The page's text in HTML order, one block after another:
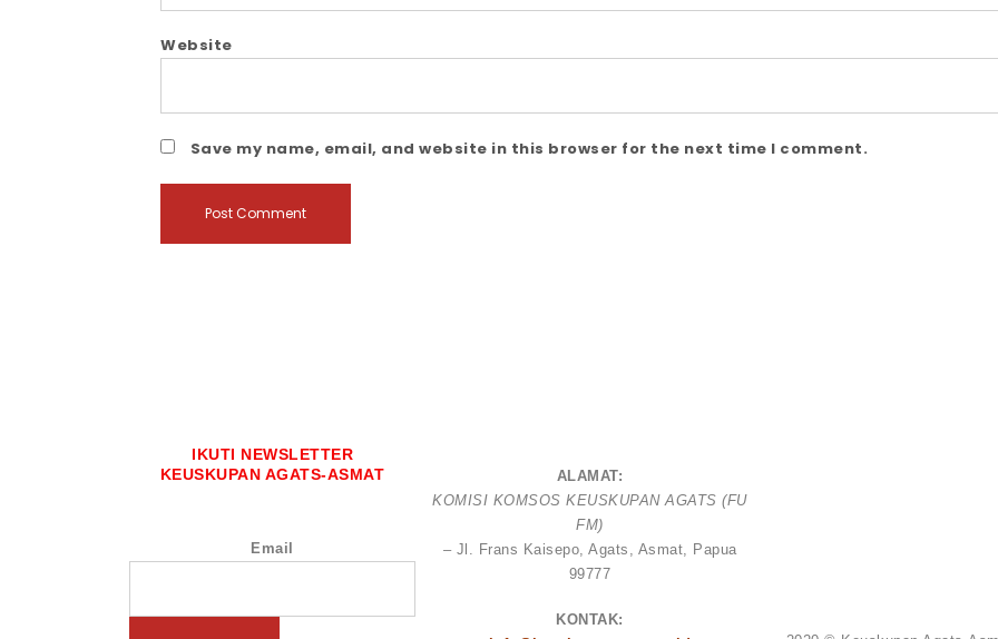
Website
Save my name, email, and website in this browser for the next time I comment.
IKUTI NEWSLETTER
KEUSKUPAN AGATS-ASMAT
Email
ALAMAT:
KOMISI KOMSOS KEUSKUPAN AGATS (FU
FM)
– Jl. Frans Kaisepo, Agats, Asmat, Papua
99777
KONTAK: